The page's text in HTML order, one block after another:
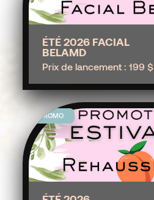
ÉTÉ 2026 FACIAL
BELAMD
Prix de lancement : 199 $
PROMO